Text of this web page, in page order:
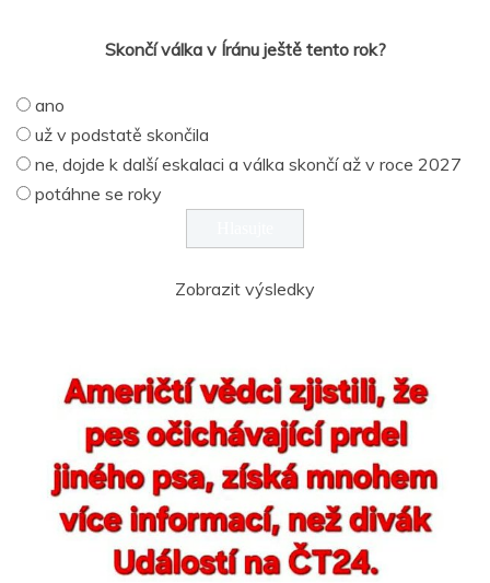
Skončí válka v Íránu ještě tento rok?
ano
už v podstatě skončila
ne, dojde k další eskalaci a válka skončí až v roce 2027
potáhne se roky
Zobrazit výsledky